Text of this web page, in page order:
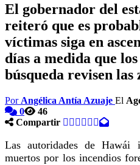
El gobernador del
reiteró que es
víctimas siga en
días a medida que
búsqueda revisen las
Por Angélica Antía Azuaje El
0
46
Compartir
Las autoridades de
muertos por los incendios